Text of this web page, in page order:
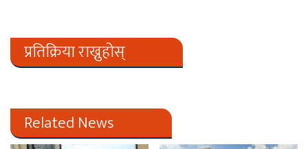
प्रतिक्रिया राख्नुहोस्
Related News